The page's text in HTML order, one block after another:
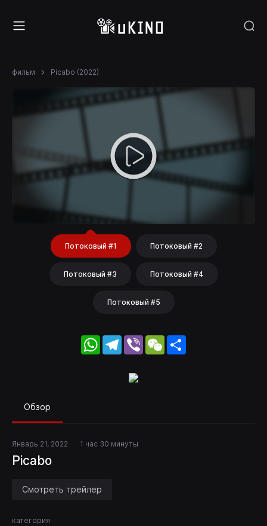
фильм Picabo (2022)
Потоковый #1 Потоковый #2
Потоковый #3 Потоковый #4
Потоковый #5
WhatsApp
Telegram
Viber WeChat
Обзор
Январь 21, 2022 1 час 30 минуты
Picabo
Смотреть трейлер
категория